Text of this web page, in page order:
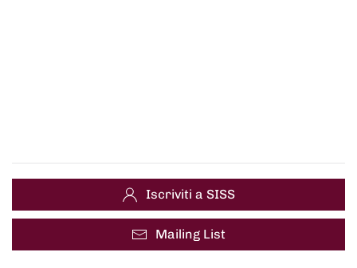
Iscriviti a SISS
Mailing List